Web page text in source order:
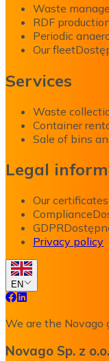
Waste
RDF
Periodic
Our fleet
Services
Waste
Container
Sale of bins
Legal
Our certificates
Compliance
GDPR
Privacy policy
EN
We are the Novago
Novago Sp. z o.o.